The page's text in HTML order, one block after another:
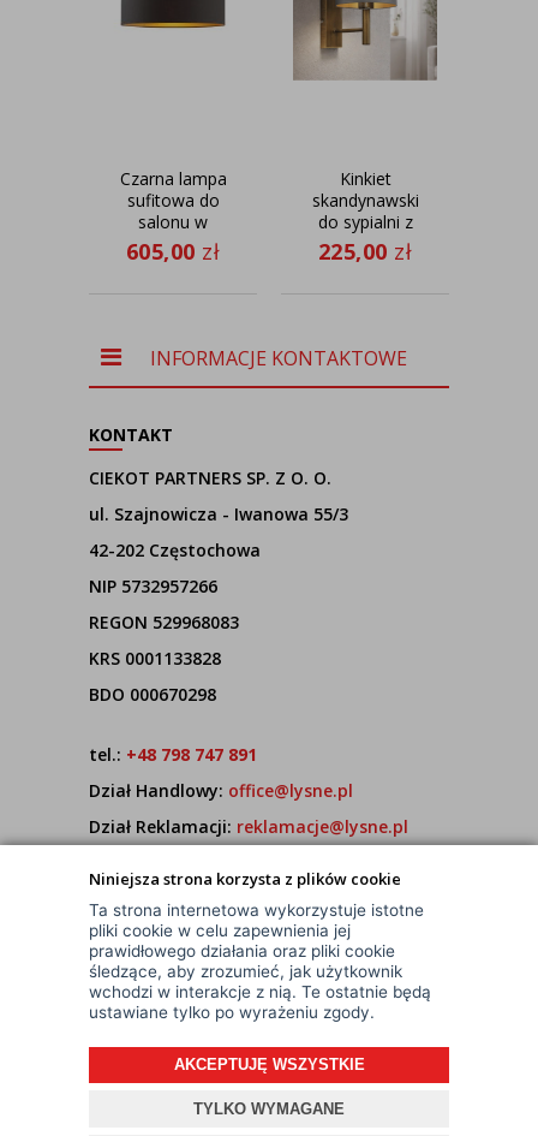
Niniejsza strona korzysta z plików cookie
Ta strona internetowa wykorzystuje istotne
pliki cookie w celu zapewnienia jej
prawidłowego działania oraz pliki cookie
śledzące, aby zrozumieć, jak użytkownik
wchodzi w interakcje z nią. Te ostatnie będą
ustawiane tylko po wyrażeniu zgody.
AKCEPTUJĘ WSZYSTKIE
TYLKO WYMAGANE
Czarna lampa
sufitowa do
salonu w
stylu glamour
DUBAJ GOLD
wnętrzem
605,00 zł
Kinkiet
skandynawski
do sypialni z
szarym
kloszem
225,00 zł
INFORMACJE KONTAKTOWE
KONTAKT
CIEKOT PARTNERS SP. Z O. O.
ul. Szajnowicza - Iwanowa 55/3
42-202 Częstochowa
NIP 5732957266
REGON 529968083
KRS 0001133828
BDO 000670298
tel.: +48 798 747 891
Dział Handlowy: office@lysne.pl
Dział Reklamacji: reklamacje@lysne.pl
7:00 - 15:00
© Wszelkie Prawa Zastrzeżone
Projekt i oprogramowanie sklepu: